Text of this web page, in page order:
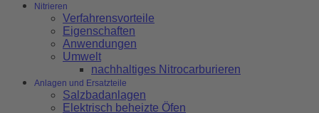
Nitrieren
Verfahrensvorteile
Eigenschaften
Anwendungen
Umwelt
nachhaltiges Nitrocarburieren
Anlagen und Ersatzteile
Salzbadanlagen
Elektrisch beheizte Öfen